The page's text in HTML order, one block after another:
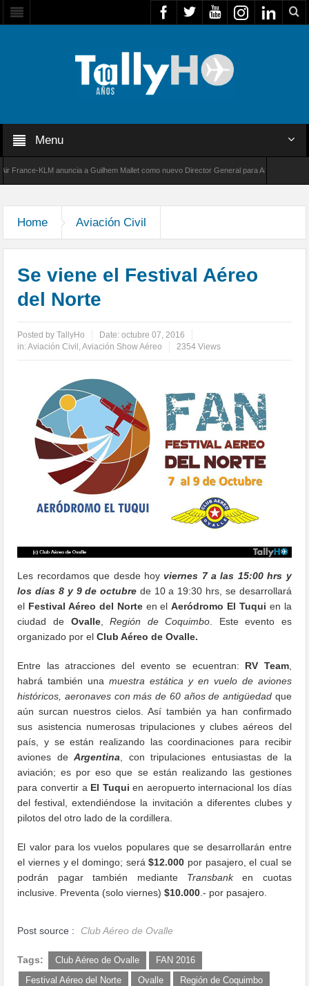
Menu
KLM anuncia a Guilhem Mallet como nuevo Director General para América Latina
Home Aviación Civil
Se viene el Festival Aéreo
del Norte
Posted byTallyHo Date:octubre 07, 2016
in:Aviación Civil ,Aviación Show Aéreo 2354 Views
Les recordamos que desde hoyviernes 7 a las 15:00 hrs y
los días 8 y 9 de octubre de 10 a 19:30 hrs, se desarrollará
el Festival Aéreo del Norteen elAeródromo El Tuqui en la
ciudad de Ovalle,Región de Coquimbo . Este evento es
organizado por elClub Aéreo de Ovalle.
Entre las atracciones del evento se ecuentran: RV Team,
habrá también unamuestra estática y en vuelo de aviones
históricos, aeronaves con más de 60 años de antigüedadque
aún surcan nuestros cielos. Así también ya han confirmado
sus asistencia numerosas tripulaciones y clubes aéreos del
país, y se están realizando las coordinaciones para recibir
aviones deArgentina , con tripulaciones entusiastas de la
aviación; es por eso que se están realizando las gestiones
para convertir a El Tuqui en aeropuerto internacional los días
del festival, extendiéndose la invitación a diferentes clubes y
pilotos del otro lado de la cordillera.
El valor para los vuelos populares que se desarrollarán entre
el viernes y el domingo; será$12.000 por pasajero, el cual se
podrán pagar también mediante Transbanken cuotas
inclusive. Preventa (solo viernes)$10.000 .- por pasajero.
Post source : Club Aéreo de Ovalle
Tags: Club Aéreo de Ovalle
FAN 2016
Festival Aéreo del Norte
Ovalle
Región de Coquimbo